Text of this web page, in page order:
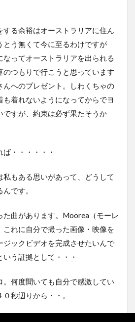
る余裕はオーストラリアに住ん
とう無くて今に至るわけですが
なってオーストラリアを出られる
のつもりで行こうと思っています
んへのプレゼント。しわくちゃの
も着れないようになってからでヨ
ですが、約束は必ず果たそうか
・・・・・・
もある思いがあって、どうして
です。
た曲があります。Moorea（モーレ
これに自分で撮った画像・映像を
ジックビデオを完成させたいんで
う証拠として・・・
。何度聞いても自分で感激してい
秒辺りから・・。